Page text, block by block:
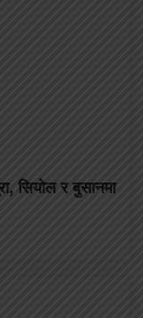
सियोल र बुसानमा